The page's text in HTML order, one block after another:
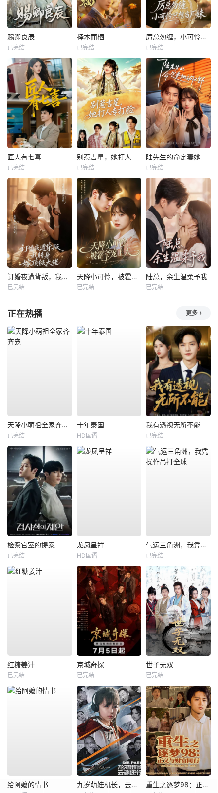
赐卿良辰
已完结
择木而栖
已完结
厉总勿缠，小可怜只想当厂妹
已完结
匠人有七喜
已完结
别惹吉星，她打人专打脸
已完结
陆先生的命定妻她飒又野
已完结
订婚夜遭背叛，我转身嫁顶级大佬
已完结
天降小可怜，被霍爷宠上天
已完结
陆总，余生温柔予我
已完结
正在热播 更多
天降小萌祖全家齐齐宠
已完结
十年泰国
HD国语
我有透视无所不能
已完结
检察官室的提案
已完结
龙凤呈祥
HD国语
气运三角洲，我凭操作吊打全球
已完结
红糖姜汁
已完结
京城奇探
已完结
世子无双
已完结
给阿嬷的情书 九岁萌娃机长，云端逆行 重生之逐梦98：正义与财富同行